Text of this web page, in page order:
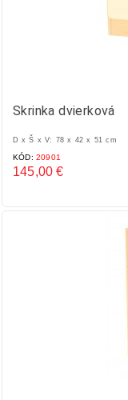
Skrinka dvierková
D x Š x V: 78 x 42 x 51 cm
KÓD: 20901
145,00 €